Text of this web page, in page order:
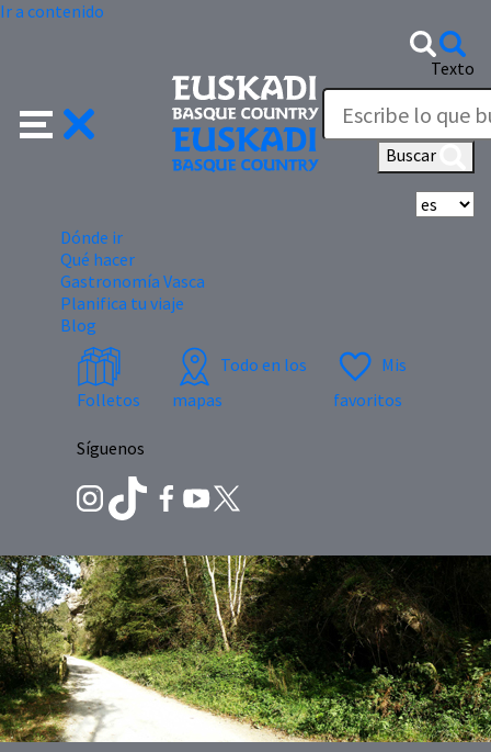
Ir a contenido
Texto
Buscar
Dónde ir
Qué hacer
Gastronomía Vasca
Planifica tu viaje
Blog
Folletos
Todo en los
mapas
Mis
favoritos
Síguenos